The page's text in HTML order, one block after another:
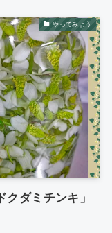
やってみよう
ダミチンキ」